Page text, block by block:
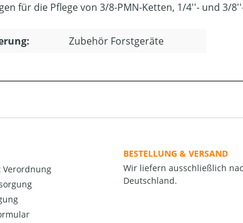
für die Pflege von 3/8-PMN-Ketten, 1/4''- und 3/
Zubehör Forstgeräte
Verordnung
BESTELLUNG & VERSAND
Wir liefern ausschließlich
Deutschland.